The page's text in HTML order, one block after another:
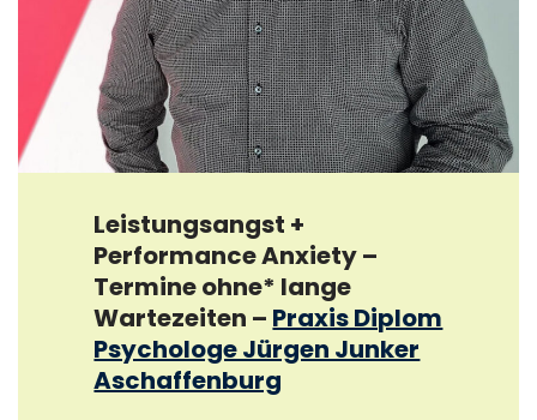
Leistungsangst +
Performance Anxiety –
Termine ohne* lange
Wartezeiten – Praxis Diplom
Psychologe Jürgen Junker
Aschaffenburg